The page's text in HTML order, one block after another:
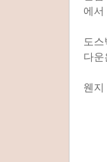
에서
도
다운
웬지